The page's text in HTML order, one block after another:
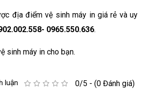
địa điểm vệ sinh máy in giá rẻ và uy
0965.550.636.
sinh máy in cho bạn.
0/5 - (0 Đánh giá)
luận